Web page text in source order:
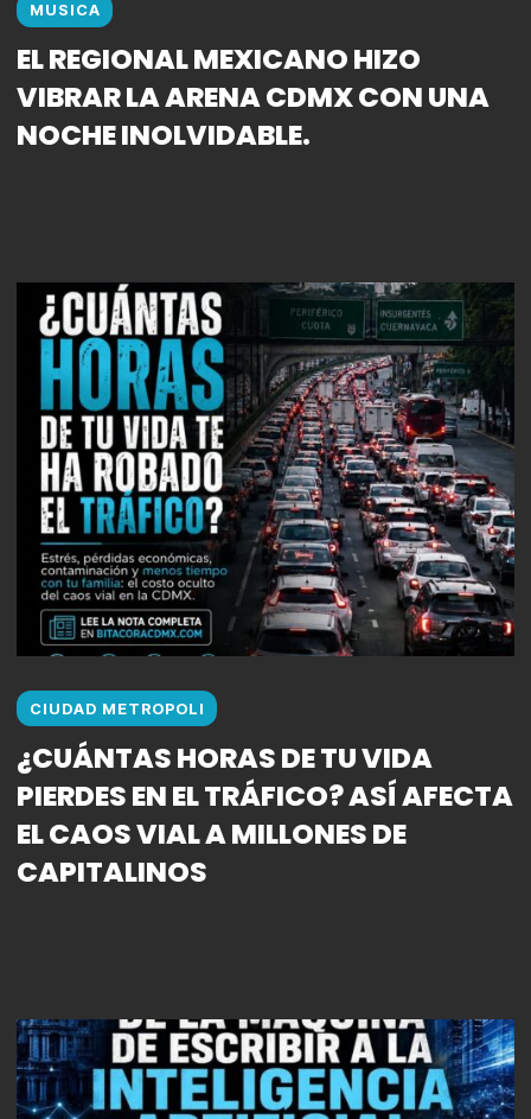
MUSICA
EL REGIONAL MEXICANO HIZO
VIBRAR LA ARENA CDMX CON UNA
NOCHE INOLVIDABLE.
CIUDAD METROPOLI
¿CUÁNTAS HORAS DE TU VIDA
PIERDES EN EL TRÁFICO? ASÍ AFECTA
EL CAOS VIAL A MILLONES DE
CAPITALINOS